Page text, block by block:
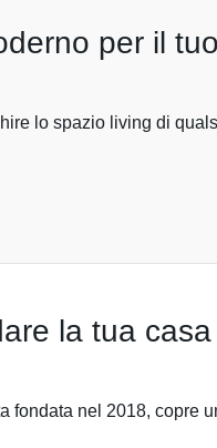
per il
lo spazio living di
la tua
nel 2018, copre